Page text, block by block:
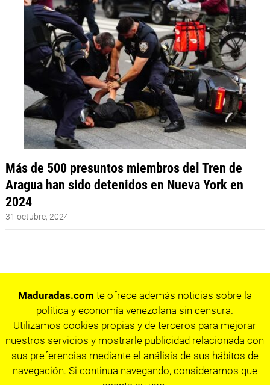
Más de 500 presuntos miembros del Tren de
Aragua han sido detenidos en Nueva York en
2024
31 octubre, 2024
Maduradas.com te ofrece además noticias sobre la
política y economía venezolana sin censura.
Utilizamos cookies propias y de terceros para mejorar
nuestros servicios y mostrarle publicidad relacionada con
sus preferencias mediante el análisis de sus hábitos de
navegación. Si continua navegando, consideramos que